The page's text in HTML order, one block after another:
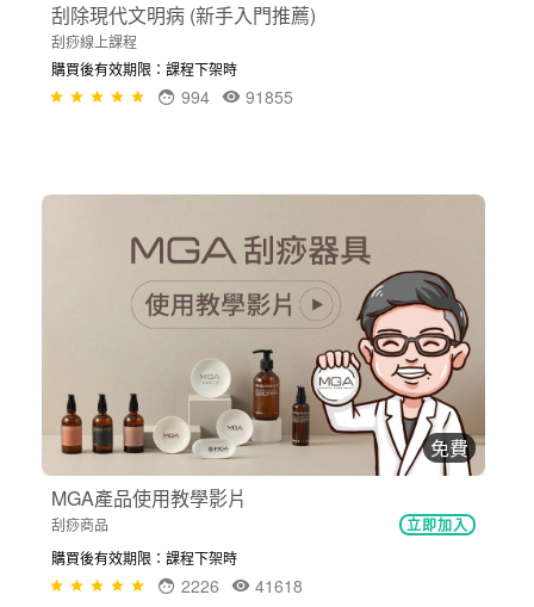
刮除現代文明病 (新手入門推薦)
刮痧線上課程
購買後有效期限：課程下架時
91855
994
免費
MGA產品使用教學影片
刮痧商品 立即加入
購買後有效期限：課程下架時
41618
2226